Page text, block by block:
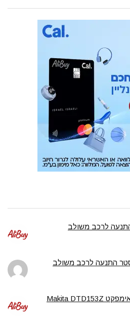
לרכב משולב
התנעה לרכב משולב
מברגת אימפקט Makita DTD153Z